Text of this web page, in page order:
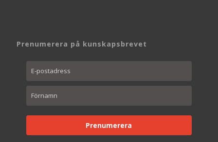
Prenumerera på kunskapsbrevet
Prenumerera